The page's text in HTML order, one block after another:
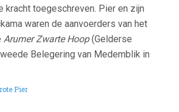
kracht toegeschreven. Pier en zijn
waren de aanvoerders van het
Arumer Zwarte Hoop(Gelderse
Belegering van Medemblik in
Pier